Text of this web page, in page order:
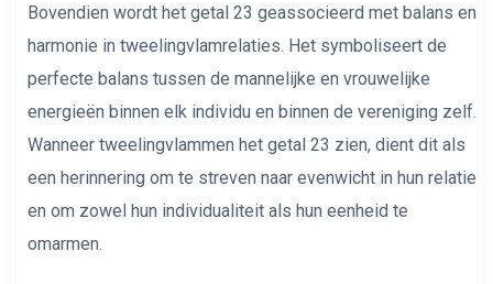
Bovendien wordt het getal 23 geassocieerd met balans en
harmonie in tweelingvlamrelaties. Het symboliseert de
perfecte balans tussen de mannelijke en vrouwelijke
energieën binnen elk individu en binnen de vereniging zelf.
Wanneer tweelingvlammen het getal 23 zien, dient dit als
een herinnering om te streven naar evenwicht in hun relatie
en om zowel hun individualiteit als hun eenheid te
omarmen.